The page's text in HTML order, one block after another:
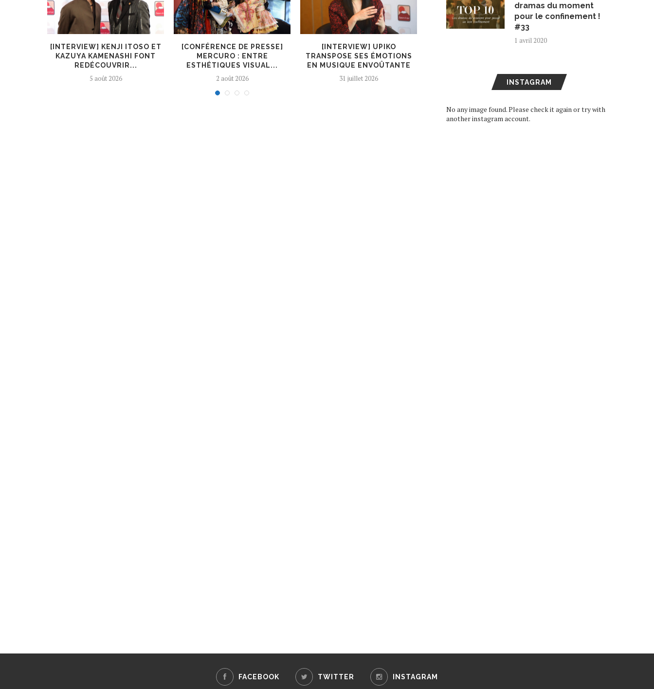
[INTERVIEW] KENJI ITOSO ET
KAZUYA KAMENASHI FONT
REDÉCOUVRIR...
5 août 2026
[CONFÉRENCE DE PRESSE]
MERCURO : ENTRE
ESTHÉTIQUES VISUAL...
2 août 2026
[INTERVIEW] UPIKO
TRANSPOSE SES ÉMOTIONS
EN MUSIQUE ENVOÛTANTE
31 juillet 2026 29 juillet 2026
dramas du moment
pour le confinement !
#33
1 avril 2020
INSTAGRAM
No any image found. Please check it again or try with
another instagram account.
FACEBOOK TWITTER INSTAGRAM